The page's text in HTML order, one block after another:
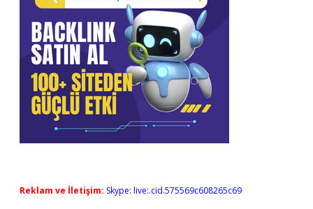
Reklam ve İletişim: Skype: live:.cid.575569c608265c69